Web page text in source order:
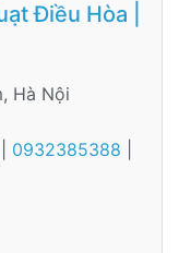
Điều Hòa |
Hà Nội
0932385388